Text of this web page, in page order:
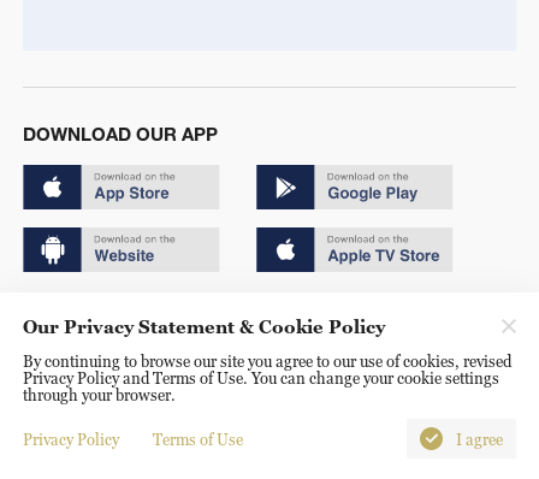
DOWNLOAD OUR APP
京ICP备20000184号
京公网安备 11010502050052号
Disinformation report hotline: 010-85061466
Our Privacy Statement & Cookie Policy
By continuing to browse our site you agree to our use of cookies, revised
Privacy Policy and Terms of Use. You can change your cookie settings
through your browser.
Privacy Policy Terms of Use I agree